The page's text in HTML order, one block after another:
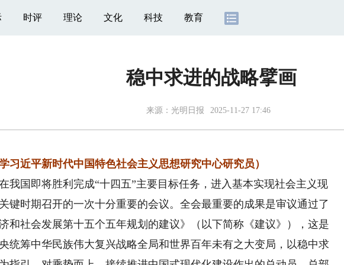
时评 理论 文化 科技 教育
稳中求进的战略擘画
来源： 光明日报 2025-11-27 17:46
习近平新时代中国特色社会主义思想研究中心研究员）
国即将胜利完成“十四五”主要目标任务，进入基本实现社会主义现
键时期召开的一次十分重要的会议。全会最重要的成果是审议通过了
和社会发展第十五个五年规划的建议》（以下简称《建议》），这是
统筹中华民族伟大复兴战略全局和世界百年未有之大变局，以稳中求